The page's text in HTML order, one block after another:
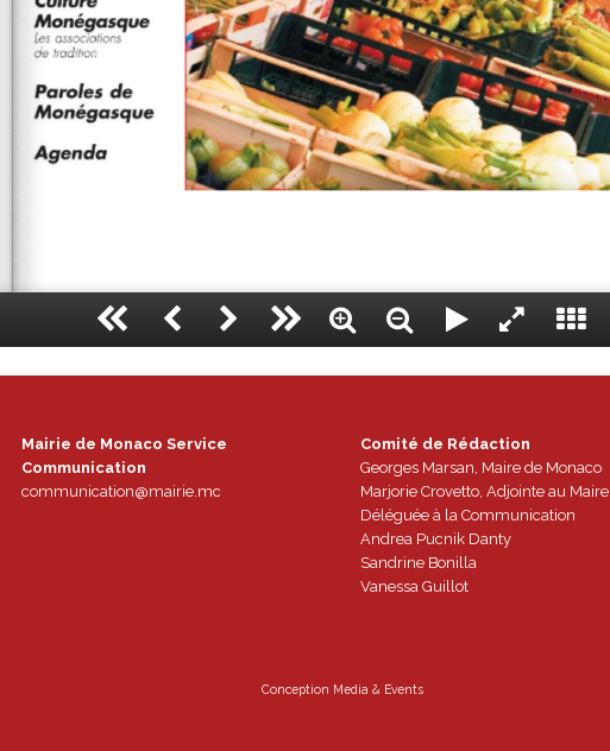
Mairie de Monaco Service
Communication
communication@mairie.mc
Comité de Rédaction
Georges Marsan, Maire de Monaco
Marjorie Crovetto, Adjointe au Maire,
Déléguée à la Communication
Andrea Pucnik Danty
Sandrine Bonilla
Vanessa Guillot
Conception Media & Events